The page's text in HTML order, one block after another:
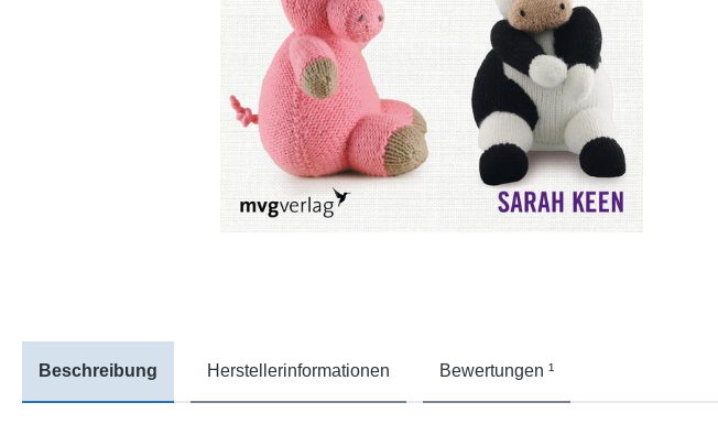
Beschreibung Herstellerinformationen Bewertungen ¹